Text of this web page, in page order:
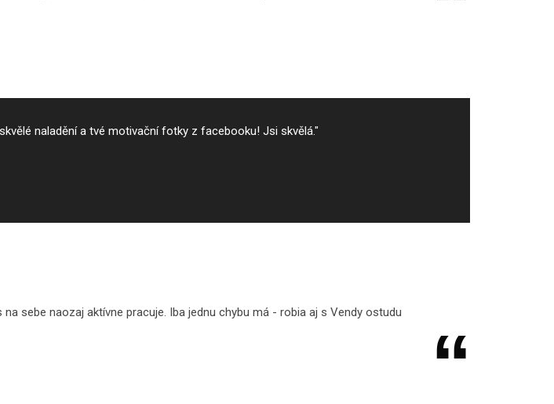
naladění a tvé motivační fotky z facebooku! Jsi skvělá."
sebe naozaj aktívne pracuje. Iba jednu chybu má - robia aj s Vendy ostudu